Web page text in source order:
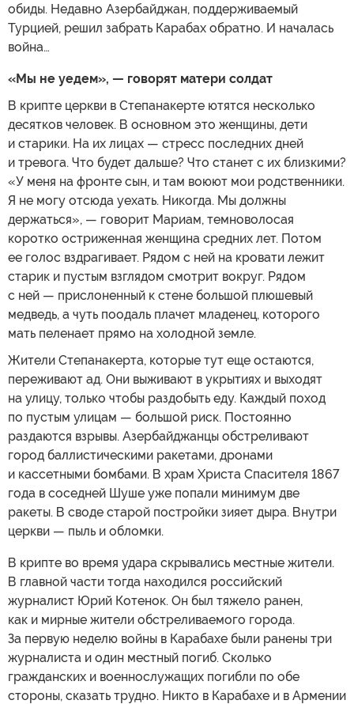
обиды. Недавно Азербайджан, поддерживаемый
Турцией, решил забрать Карабах обратно. И началась
война…
«Мы не уедем», — говорят матери солдат
В крипте церкви в Степанакерте ютятся несколько
десятков человек. В основном это женщины, дети
и старики. На их лицах — стресс последних дней
и тревога. Что будет дальше? Что станет с их близкими?
«У меня на фронте сын, и там воюют мои родственники.
Я не могу отсюда уехать. Никогда. Мы должны
держаться», — говорит Мариам, темноволосая
коротко остриженная женщина средних лет. Потом
ее голос вздрагивает. Рядом с ней на кровати лежит
старик и пустым взглядом смотрит вокруг. Рядом
с ней — прислоненный к стене большой плюшевый
медведь, а чуть поодаль плачет младенец, которого
мать пеленает прямо на холодной земле.
Жители Степанакерта, которые тут еще остаются,
переживают ад. Они выживают в укрытиях и выходят
на улицу, только чтобы раздобыть еду. Каждый поход
по пустым улицам — большой риск. Постоянно
раздаются взрывы. Азербайджанцы обстреливают
город баллистическими ракетами, дронами
и кассетными бомбами. В храм Христа Спасителя 1867
года в соседней Шуше уже попали минимум две
ракеты. В своде старой постройки зияет дыра. Внутри
церкви — пыль и обломки.
В крипте во время удара скрывались местные жители.
В главной части тогда находился российский
журналист Юрий Котенок. Он был тяжело ранен,
как и мирные жители обстреливаемого города.
За первую неделю войны в Карабахе были ранены три
журналиста и один местный погиб. Сколько
гражданских и военнослужащих погибли по обе
стороны, сказать трудно. Никто в Карабахе и в Армении